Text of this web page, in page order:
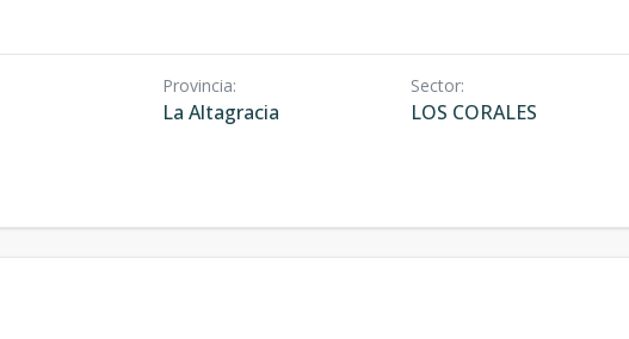
Provincia:
La Altagracia
Sector:
LOS CORALES